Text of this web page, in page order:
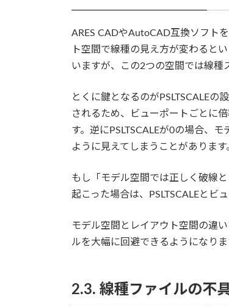
ARES CADやAutoCAD互換ソフト
ト空間で線種の見え方が変わると
いますが、この2つの空間では線種
とくに鍵となるのがPSLTSCALEの
されるため、ビューポートごとに
す。逆にPSLTSCALEが0の場合、
ように見えてしまうことがあります
もし「モデル空間では正しく破線
起こった場合は、PSLTSCALEとビ
モデル空間とレイアウト空間の違
ルを大幅に回避できるようになりま
2.3. 線種ファイルの不